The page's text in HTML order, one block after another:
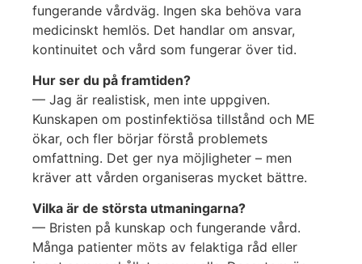
fungerande vårdväg. Ingen ska behöva vara
medicinskt hemlös. Det handlar om ansvar,
kontinuitet och vård som fungerar över tid.
Hur ser du på framtiden?
— Jag är realistisk, men inte uppgiven.
Kunskapen om postinfektiösa tillstånd och ME
ökar, och fler börjar förstå problemets
omfattning. Det ger nya möjligheter – men
kräver att vården organiseras mycket bättre.
Vilka är de största utmaningarna?
— Bristen på kunskap och fungerande vård.
Många patienter möts av felaktiga råd eller